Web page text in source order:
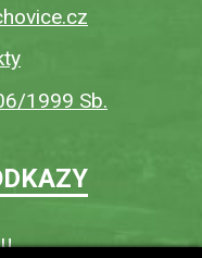
1999 Sb.